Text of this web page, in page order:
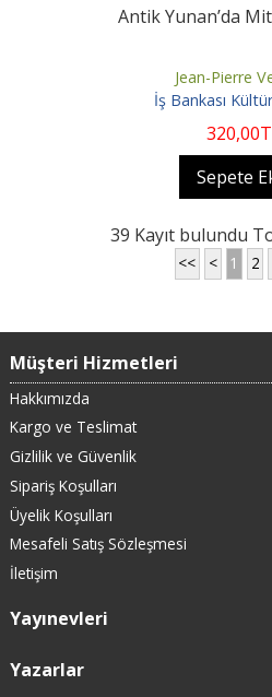
Antik Yunan’da
Jean-Pierre
İş Bankası Kültür
320,00
Sepete
39 Kayıt bulundu
<< < 1 2
Müşteri Hizmetleri
Hakkımızda
Kargo ve Teslimat
Gizlilik ve Güvenlik
Sipariş Koşulları
Üyelik Koşulları
Mesafeli Satış Sözleşmesi
İletişim
Yayınevleri
Yazarlar